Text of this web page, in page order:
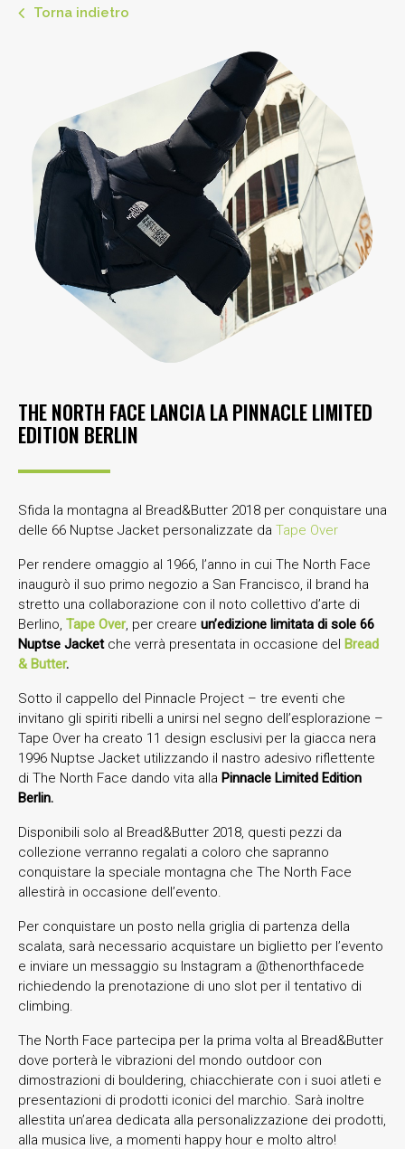
Torna indietro
THE NORTH FACE LANCIA LA PINNACLE LIMITED
EDITION BERLIN
Sfida la montagna al Bread&Butter 2018 per conquistare una
delle 66 Nuptse Jacket personalizzate da Tape Over
Per rendere omaggio al 1966, l’anno in cui The North Face
inaugurò il suo primo negozio a San Francisco, il brand ha
stretto una collaborazione con il noto collettivo d’arte di
Berlino, Tape Over, per creare un’edizione limitata di sole 66
Nuptse Jacket che verrà presentata in occasione del Bread
& Butter.
Sotto il cappello del Pinnacle Project – tre eventi che
invitano gli spiriti ribelli a unirsi nel segno dell’esplorazione –
Tape Over ha creato 11 design esclusivi per la giacca nera
1996 Nuptse Jacket utilizzando il nastro adesivo riflettente
di The North Face dando vita alla Pinnacle Limited Edition
Berlin.
Disponibili solo al Bread&Butter 2018, questi pezzi da
collezione verranno regalati a coloro che sapranno
conquistare la speciale montagna che The North Face
allestirà in occasione dell’evento.
Per conquistare un posto nella griglia di partenza della
scalata, sarà necessario acquistare un biglietto per l’evento
e inviare un messaggio su Instagram a @thenorthfacede
richiedendo la prenotazione di uno slot per il tentativo di
climbing.
The North Face partecipa per la prima volta al Bread&Butter
dove porterà le vibrazioni del mondo outdoor con
dimostrazioni di bouldering, chiacchierate con i suoi atleti e
presentazioni di prodotti iconici del marchio. Sarà inoltre
allestita un’area dedicata alla personalizzazione dei prodotti,
alla musica live, a momenti happy hour e molto altro!